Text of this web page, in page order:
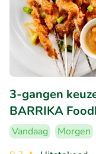
3-gangen
BARRIKA
Vandaag Morgen